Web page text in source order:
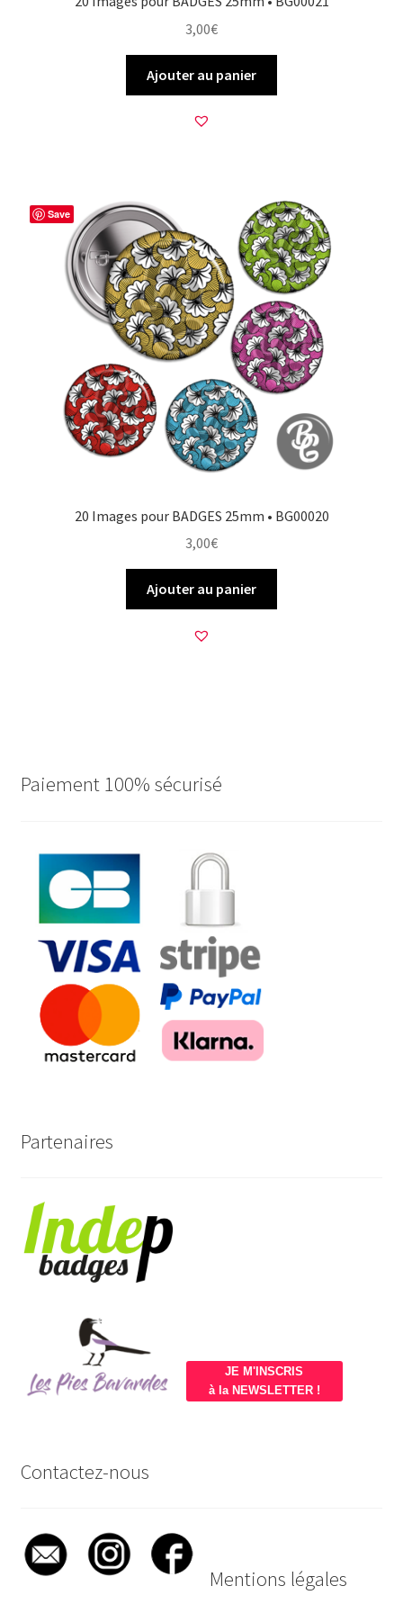
3,00€
Ajouter au panier
Save
20 Images pour BADGES 25mm • BG00020
3,00€
Ajouter au panier
Paiement 100% sécurisé
Partenaires
JE M'INSCRIS
à la NEWSLETTER !
Contactez-nous
Mentions légales